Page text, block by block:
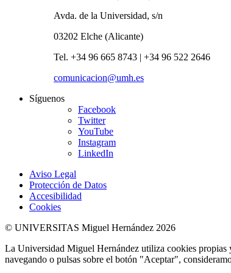
Avda. de la Universidad, s/n
03202 Elche (Alicante)
Tel. +34 96 665 8743 | +34 96 522 2646
comunicacion@umh.es
Síguenos
Facebook
Twitter
YouTube
Instagram
LinkedIn
Aviso Legal
Protección de Datos
Accesibilidad
Cookies
© UNIVERSITAS Miguel Hernández 2026
La Universidad Miguel Hernández utiliza cookies propias
navegando o pulsas sobre el botón "Aceptar",